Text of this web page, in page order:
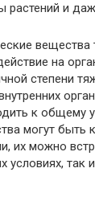
растений и
вещества
на
степени
к общему
могут быть
их можно
условиях, так